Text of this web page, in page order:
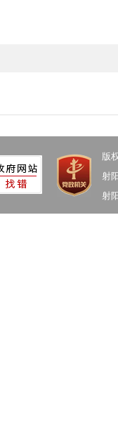
版
射
射